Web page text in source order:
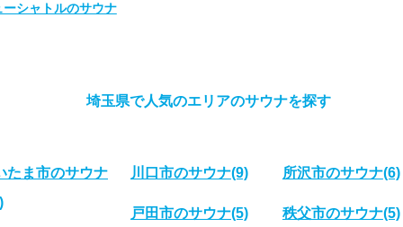
ーシャトルのサウナ
埼玉県で人気のエリアのサウナを探す
たま市のサウナ
川口市のサウナ(9) 所沢市のサウナ(6)
戸田市のサウナ(5) 秩父市のサウナ(5)